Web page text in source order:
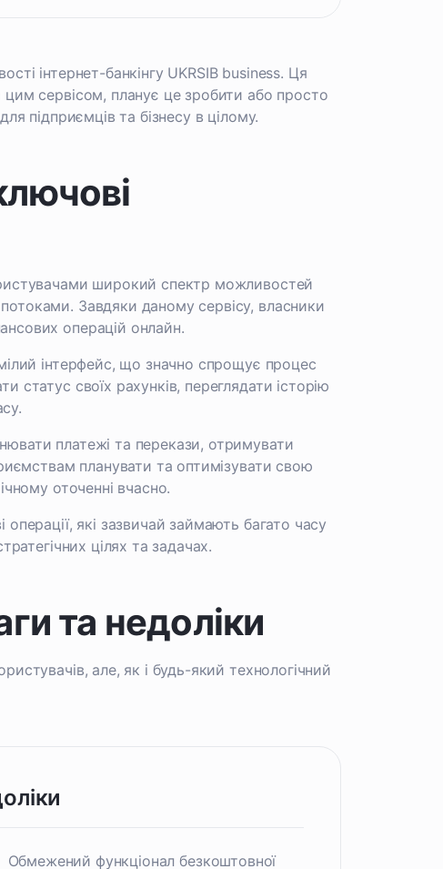
інтернет-банкінгу UKRSIB business. Ця
сервісом, планує це зробити або просто
підприємців та бізнесу в цілому.
широкий спектр можливостей
Завдяки даному сервісу, власники
операцій онлайн.
інтерфейс, що значно спрощує процес
статус своїх рахунків, переглядати історію
платежі та перекази, отримувати
планувати та оптимізувати свою
оточенні вчасно.
які зазвичай займають багато часу
цілях та задачах.
та недоліки
але, як і будь-який технологічний
Обмежений функціонал безкоштовної